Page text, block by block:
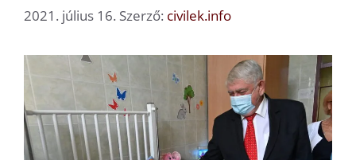
2021. július 16. Szerző: civilek.info